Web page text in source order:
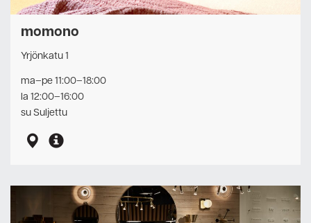
momono
Yrjönkatu 1
ma–pe 11:00–18:00
la 12:00–16:00
su Suljettu